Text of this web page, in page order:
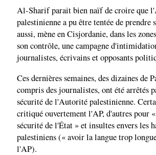
Al-Sharif parait bien naïf de croire que
palestinienne a pu être tentée de prendre
aussi, mène en Cisjordanie, dans les
son contrôle, une campagne
journalistes, écrivains et opposants
Ces dernières semaines, des dizaines de
compris des journalistes, ont été arrêtés
sécurité de l'Autorité palestinienne.
critiqué ouvertement l'AP, d'autres pour
sécurité de l'État » et insultes envers les
palestiniens (« avoir la langue trop
l'AP).